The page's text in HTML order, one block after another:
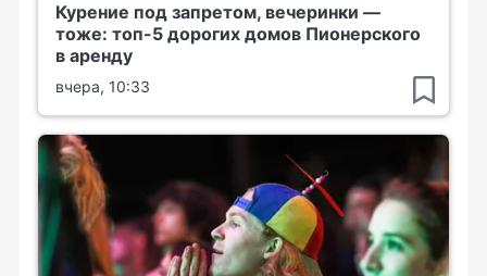
Курение под запретом, вечеринки —
тоже: топ-5 дорогих домов Пионерского
в аренду
вчера, 10:33